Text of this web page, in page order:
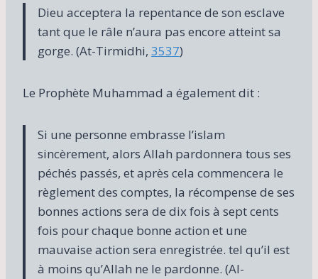
Dieu acceptera la repentance de son esclave
tant que le râle n’aura pas encore atteint sa
gorge. (At-Tirmidhi, 3537)
Le Prophète Muhammad a également dit :
Si une personne embrasse l’islam
sincèrement, alors Allah pardonnera tous ses
péchés passés, et après cela commencera le
règlement des comptes, la récompense de ses
bonnes actions sera de dix fois à sept cents
fois pour chaque bonne action et une
mauvaise action sera enregistrée. tel qu’il est
à moins qu’Allah ne le pardonne. (Al-